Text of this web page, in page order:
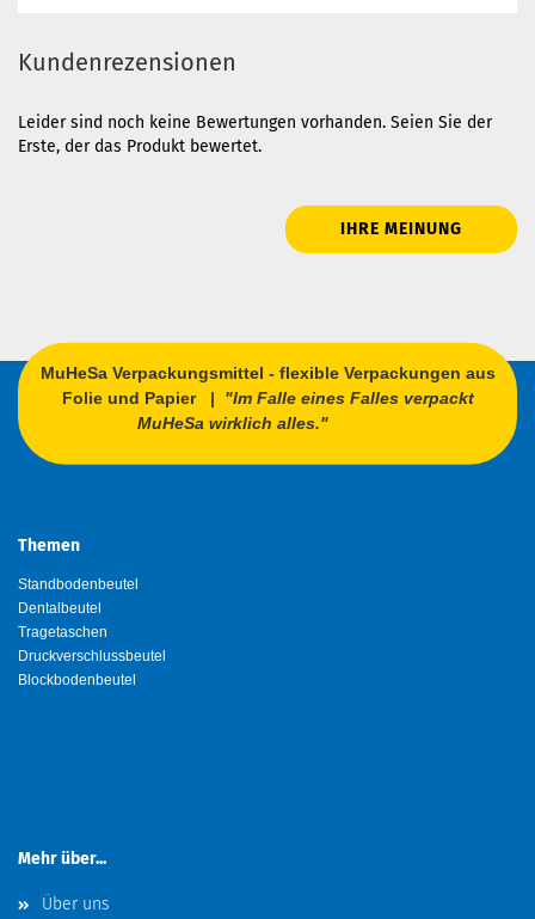
Kundenrezensionen
Leider sind noch keine Bewertungen vorhanden. Seien Sie der
Erste, der das Produkt bewertet.
IHRE MEINUNG
MuHeSa Verpackungsmittel - flexible Verpackungen aus
Folie und Papier | "Im Falle eines Falles verpackt
MuHeSa wirklich alles."
Themen
Standbodenbeutel
Dentalbeutel
Tragetaschen
Druckverschlussbeutel
Blockbodenbeutel
Mehr über...
Über uns